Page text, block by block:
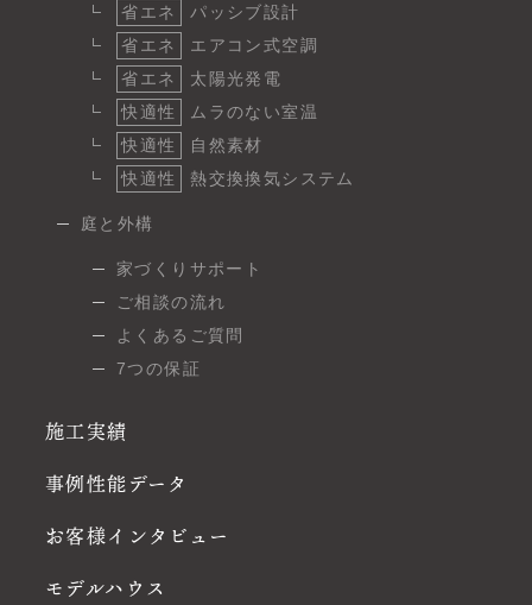
省エネ
パッシブ設計
省エネ
エアコン式空調
省エネ
太陽光発電
快適性
ムラのない室温
快適性
自然素材
快適性
熱交換換気システム
庭と外構
家づくりサポート
ご相談の流れ
よくあるご質問
7つの保証
施工実績
事例性能データ
お客様インタビュー
モデルハウス